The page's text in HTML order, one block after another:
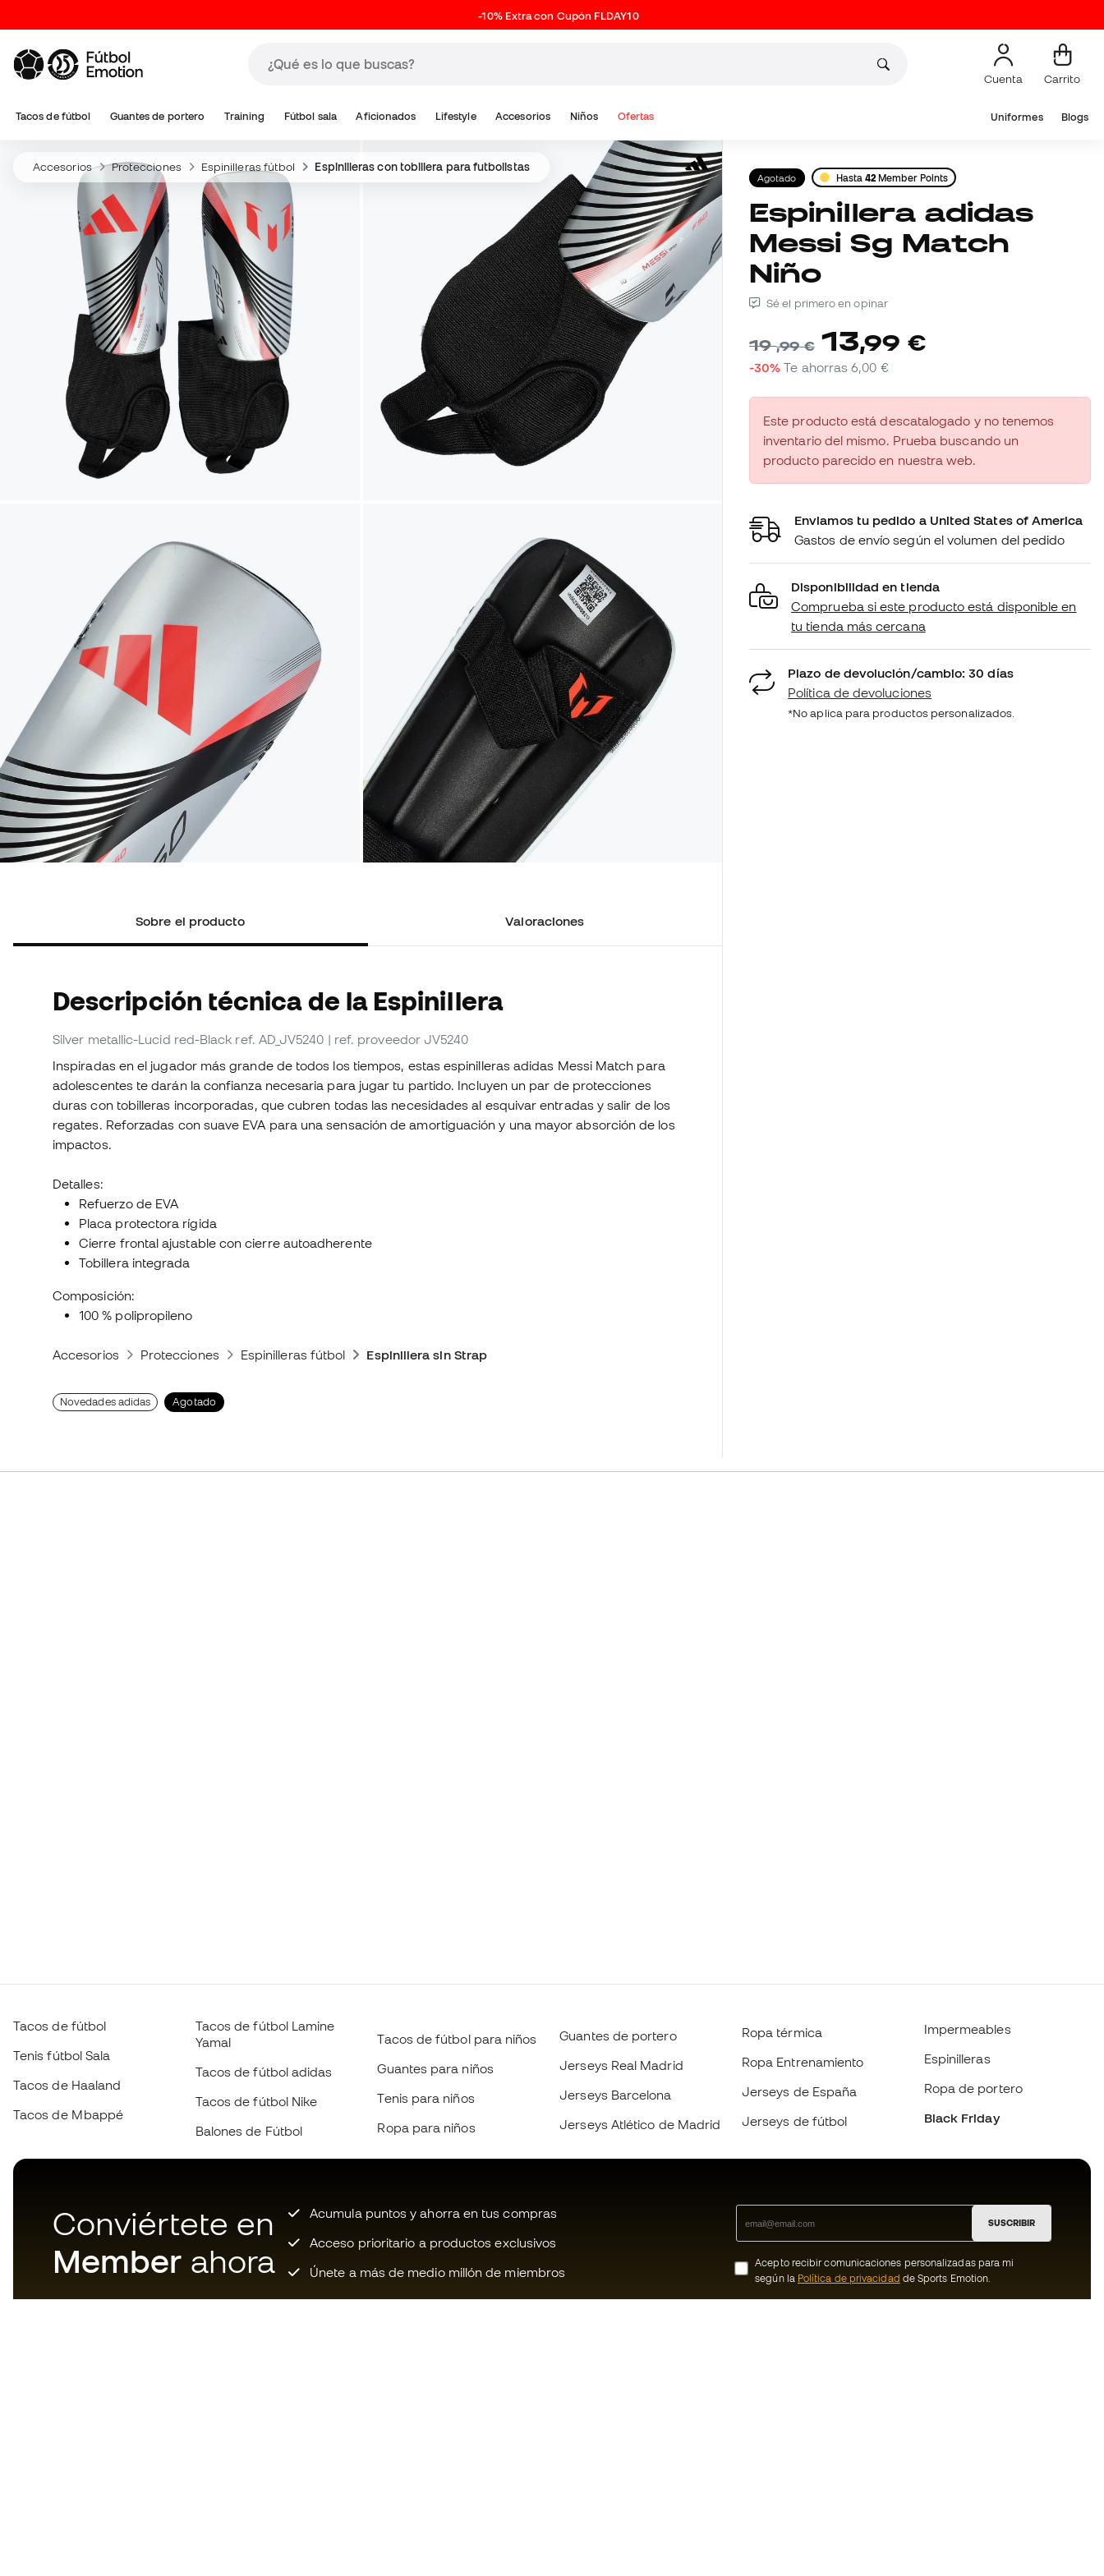
-10% Extra con Cupón FLDAY10
Cuenta Carrito
Tacos de fútbol Guantes de portero Training Fútbol sala Aficionados Lifestyle Accesorios Niños Ofertas Uniformes Blogs
Accesorios Protecciones Espinilleras fútbol Espinilleras con tobillera para futbolistas
Sobre el producto Valoraciones
Descripción técnica de la Espinillera
Silver metallic-Lucid red-Black ref. AD_JV5240 | ref. proveedor JV5240
Inspiradas en el jugador más grande de todos los tiempos, estas espinilleras adidas Messi Match para
adolescentes te darán la confianza necesaria para jugar tu partido. Incluyen un par de protecciones
duras con tobilleras incorporadas, que cubren todas las necesidades al esquivar entradas y salir de los
regates. Reforzadas con suave EVA para una sensación de amortiguación y una mayor absorción de los
impactos.
Detalles:
Refuerzo de EVA
Placa protectora rígida
Cierre frontal ajustable con cierre autoadherente
Tobillera integrada
Composición:
100 % polipropileno
Accesorios Protecciones Espinilleras fútbol Espinillera sin Strap
Novedades adidas Agotado
Agotado Hasta42 Member Points
Espinillera adidas
Messi Sg Match
Niño
Sé el primero en opinar
19,99 € 13,99 €
-30% Te ahorras6,00 €
Este producto está descatalogado y no tenemos
inventario del mismo. Prueba buscando un
producto parecido en nuestra web.
Enviamos tu pedido a United States of America
Gastos de envío según el volumen del pedido
Disponibilidad en tienda
Comprueba si este producto está disponible en
tu tienda más cercana
Plazo de devolución/cambio: 30 días
Política de devoluciones
*No aplica para productos personalizados.
Tacos de fútbol
Tenis fútbol Sala
Tacos de Haaland
Tacos de Mbappé
Tacos de fútbol Lamine
Yamal
Tacos de fútbol adidas
Tacos de fútbol Nike
Balones de Fútbol
Tacos de fútbol para niños
Guantes para niños
Tenis para niños
Ropa para niños
Guantes de portero
Jerseys Real Madrid
Jerseys Barcelona
Jerseys Atlético de Madrid
Ropa térmica
Ropa Entrenamiento
Jerseys de España
Jerseys de fútbol
Impermeables
Espinilleras
Ropa de portero
Black Friday
Conviértete en
Member ahora
Acumula puntos y ahorra en tus compras
Acceso prioritario a productos exclusivos
Únete a más de medio millón de miembros
SUSCRIBIR
Acepto recibir comunicaciones personalizadas para mi
según la Política de privacidad de Sports Emotion.